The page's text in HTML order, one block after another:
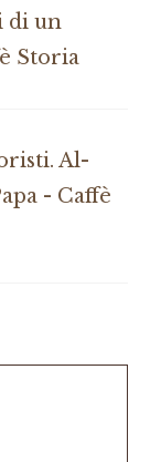
di un
Storia
Al-
- Caffè